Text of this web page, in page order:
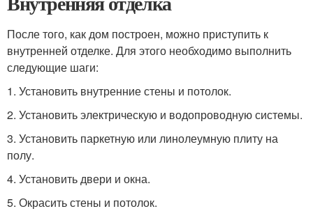
После того, как дом построен, можно приступить к
внутренней отделке. Для этого необходимо выполнить
следующие шаги:
1. Установить внутренние стены и потолок.
2. Установить электрическую и водопроводную системы.
3. Установить паркетную или линолеумную плиту на
полу.
4. Установить двери и окна.
5. Окрасить стены и потолок.